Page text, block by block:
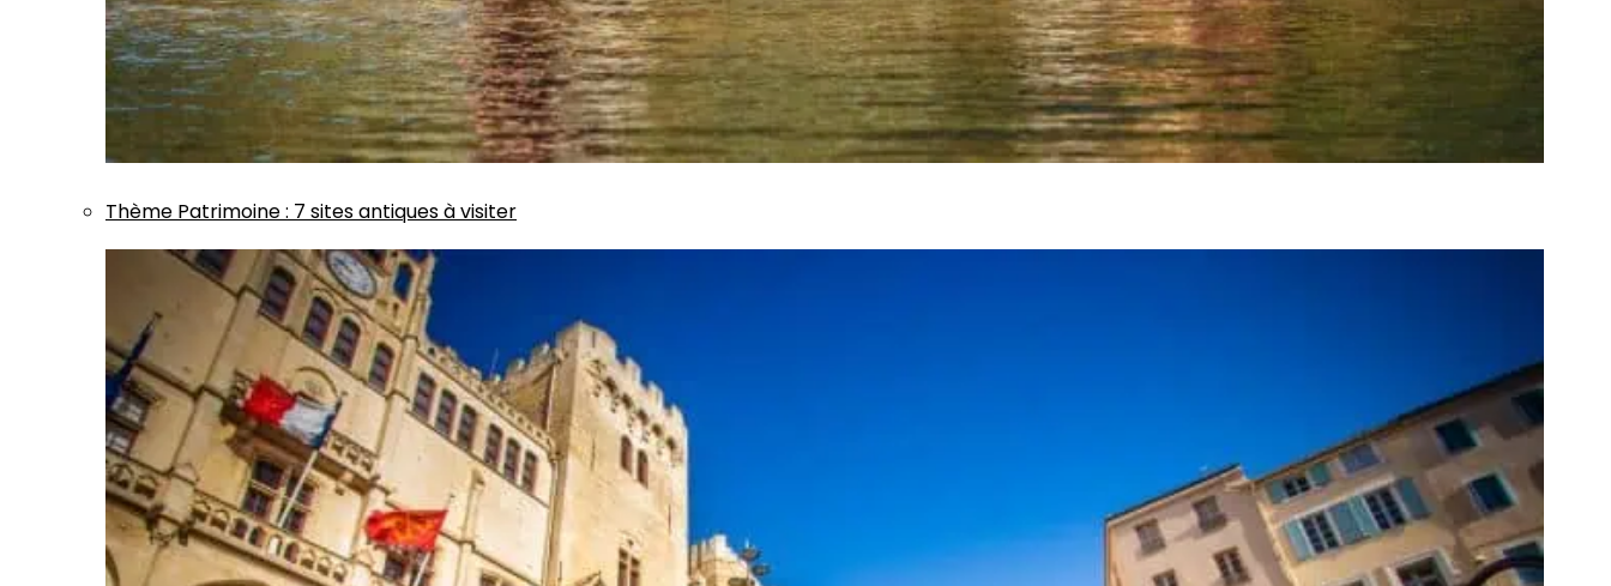
Thème Patrimoine: 7 sites antiques à visiter